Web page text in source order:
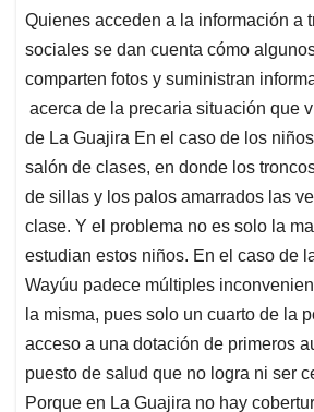
Quienes acceden a la información a
sociales se dan cuenta cómo
comparten fotos y suministran
acerca de la precaria situación que
de La Guajira En el caso de los
salón de clases, en donde los
de sillas y los palos amarrados las
clase. Y el problema no es solo la
estudian estos niños. En el caso de
Wayúu padece múltiples
la misma, pues solo un cuarto de la
acceso a una dotación de primeros
puesto de salud que no logra ni ser
Porque en La Guajira no hay